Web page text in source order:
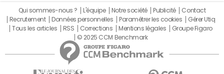
Qui sommes-nous ? L'équipe Notre société Publicité
Contact
Recrutement
Données personnelles Paramétrer les cookies
Gérer Utiq
Tous les articles
RSS Corrections Mentions légales
Groupe Figaro
© 2025 CCM Benchmark